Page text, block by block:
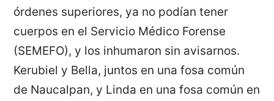
órdenes superiores, ya no podían tener
cuerpos en el Servicio Médico Forense
(SEMEFO), y los inhumaron sin avisarnos.
Kerubiel y Bella, juntos en una fosa común
de Naucalpan, y Linda en una fosa común en